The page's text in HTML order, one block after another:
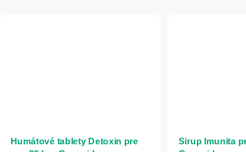
Humátové tablety Detoxin pre Sirup Imunita